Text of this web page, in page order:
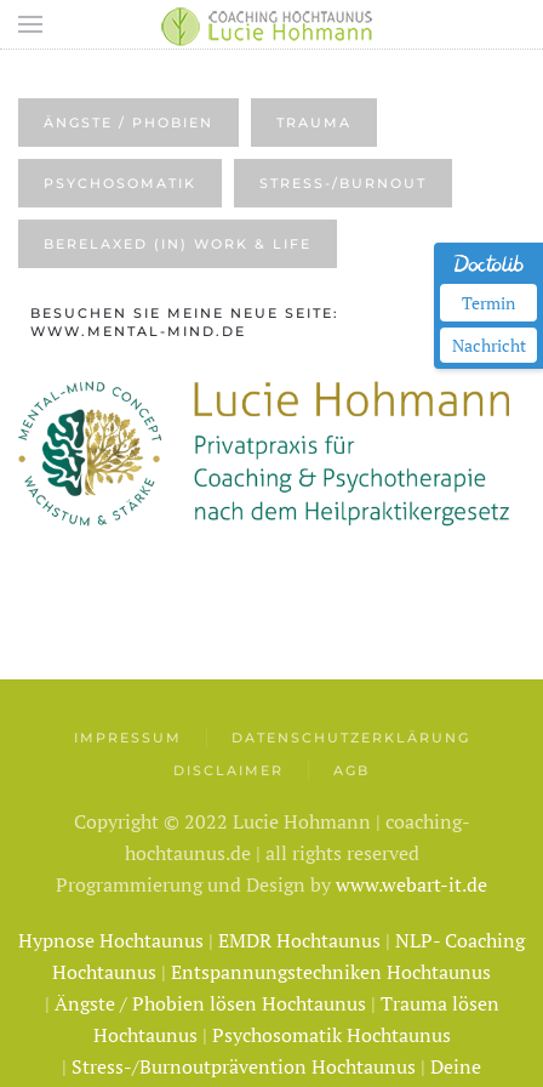
Zum Hauptinhalt springen
ÄNGSTE / PHOBIEN TRAUMA
PSYCHOSOMATIK STRESS-/BURNOUT
BERELAXED (IN) WORK & LIFE
BESUCHEN SIE MEINE NEUE SEITE:
WWW.MENTAL-MIND.DE
IMPRESSUM
DATENSCHUTZERKLÄRUNG
DISCLAIMER
AGB
Copyright © 2022 Lucie Hohmann | coaching-
hochtaunus.de | all rights reserved
Programmierung und Design bywww.webart-it.de
Hypnose Hochtaunus | EMDR Hochtaunus | NLP- Coaching
Hochtaunus | Entspannungstechniken Hochtaunus
| Ängste / Phobien lösen Hochtaunus | Trauma lösen
Hochtaunus | Psychosomatik Hochtaunus
| Stress-/Burnoutprävention Hochtaunus | Deine
Termin
Nachricht